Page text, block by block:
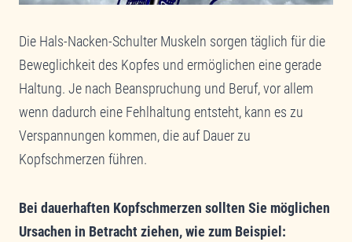
Die Hals-Nacken-Schulter Muskeln sorgen täglich für die
Beweglichkeit des Kopfes und ermöglichen eine gerade
Haltung. Je nach Beanspruchung und Beruf, vor allem
wenn dadurch eine Fehlhaltung entsteht, kann es zu
Verspannungen kommen, die auf Dauer zu
Kopfschmerzen führen.
Bei dauerhaften Kopfschmerzen sollten Sie möglichen
Ursachen in Betracht ziehen, wie zum Beispiel: